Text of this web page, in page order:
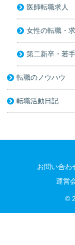
医師転職求人
女性の転職・
第二新卒・若
転職のノウハウ
転職活動日記
お問い合わ
運営
©